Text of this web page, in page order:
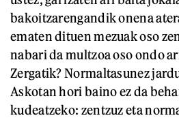
bakoitzarengandik onena
ematen dituen mezuak oso
nabari da multzoa oso ondo
Zergatik? Normaltasunez
Askotan hori baino ez da
kudeatzeko: zentzuz eta